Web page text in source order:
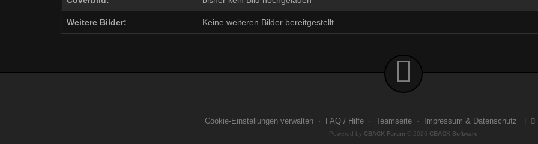
Weitere Bilder: Keine weiteren Bilder bereitgestellt
Cookie-Einstellungen verwalten· FAQ / Hilfe· Teamseite· Impressum & Datenschutz
Powered by CBACK Forum © 2026 CBACK Software